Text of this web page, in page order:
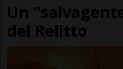
Un
del Relitto